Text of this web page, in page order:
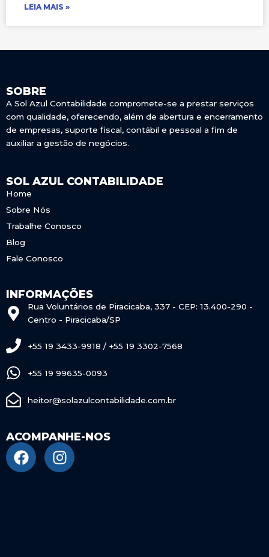
LEIA MAIS »
SOBRE
A Sol Azul Contabilidade compromete-se a prestar serviços
com qualidade, oferecendo, além de abertura e encerramento
de empresas, suporte fiscal, contábil e pessoal a fim de
auxiliar a gestão de negócios.
SOL AZUL CONTABILIDADE
Home
Sobre Nós
Trabalhe Conosco
Blog
Fale Conosco
INFORMAÇÕES
Rua Voluntários de Piracicaba, 337 - CEP: 13.400-290 -
Centro - Piracicaba/SP
+55 19 3433-9918 / +55 19 3302-7568
+55 19 99635-0093
heitor@solazulcontabilidade.com.br
ACOMPANHE-NOS
F
a
I
n